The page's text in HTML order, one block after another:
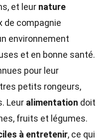
et leur nature
de compagnie
environnement
et en bonne santé.
pour leur
petits rongeurs,
Leur alimentation doit
fruits et légumes.
à entretenir, ce qui